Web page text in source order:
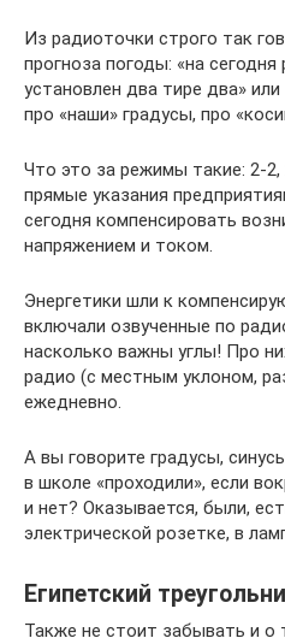
Из радиоточки строго так
прогноза погоды: «на
установлен два тире два»
про «наши» градусы, про
Что это за режимы такие: 2-
прямые указания
сегодня компенсировать
напряжением и током.
Энергетики шли к
включали озвученные по
насколько важны углы! Про
радио (с местным уклоном,
ежедневно.
А вы говорите градусы,
в школе «проходили», если
и нет? Оказывается, были,
электрической розетке, в
Египетский
Также не стоит забывать и о